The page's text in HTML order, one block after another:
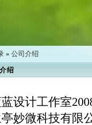
» 公司介绍
绍
设计工作室
妙微科技有限